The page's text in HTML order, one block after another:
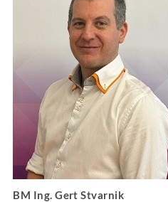
BM Ing. Gert Stvarnik